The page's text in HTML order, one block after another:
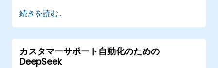
合
続きを読む...
カスタマーサポート自動化のための
DeepSeek